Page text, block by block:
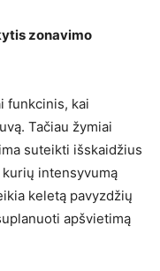
zonavimo
funkcinis, kai
Tačiau žymiai
suteikti išskaidžius
intensyvumą
keletą pavyzdžių
apšvietimą